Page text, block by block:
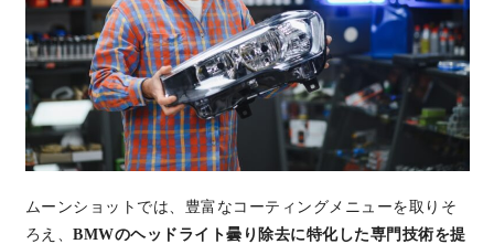
ムーンショットでは、豊富なコーティングメニューを取りそ
ろえ、 BMWのヘッドライト曇り除去に特化した専門技術を提